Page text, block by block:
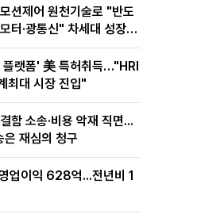
션제어 원천기술로 "반도
터·광통신" 차세대 성장동
플랫폼' 美 특허취득…"HRI
최대 시장 진입"
함 소송·비용 악재 직면...
은 재심의 청구
업이익 628억...전년비 1